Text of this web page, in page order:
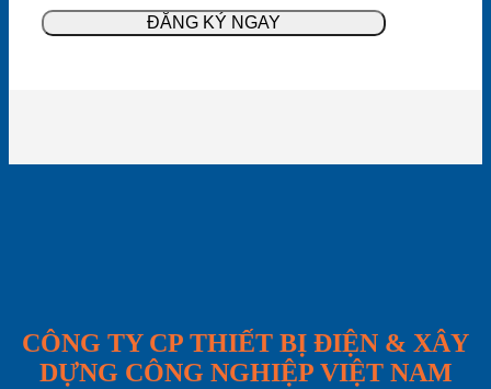
CÔNG TY CP THIẾT BỊ ĐIỆN & XÂY
DỰNG CÔNG NGHIỆP VIỆT NAM